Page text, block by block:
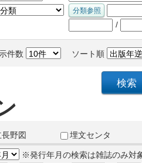
/
件数 ソート順
野図
埋文センタ
※発行年月の検索は雑誌のみ対